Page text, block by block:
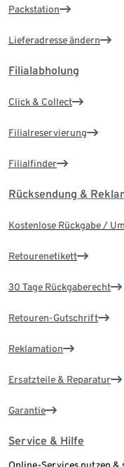
Packstation
Lieferadresse ändern
Filialabholung
Click & Collect
Filialreservierung
Filialfinder
Rücksendung &
Kostenlose Rückgabe /
Retourenetikett
30 Tage Rückgaberecht
Retouren-Gutschrift
Reklamation
Ersatzteile & Reparatur
Garantie
Service & Hilfe